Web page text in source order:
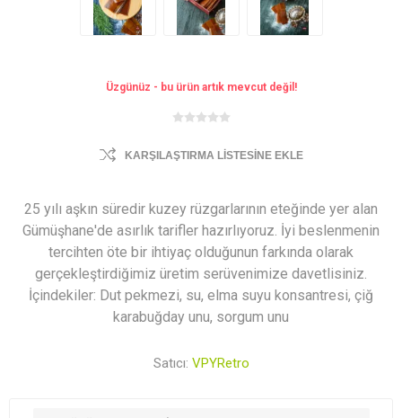
Üzgünüz - bu ürün artık mevcut değil!
KARŞILAŞTIRMA LISTESINE EKLE
25 yılı aşkın süredir kuzey rüzgarlarının eteğinde yer alan
Gümüşhane'de asırlık tarifler hazırlıyoruz. İyi beslenmenin
tercihten öte bir ihtiyaç olduğunun farkında olarak
gerçekleştirdiğimiz üretim serüvenimize davetlisiniz.
İçindekiler: Dut pekmezi, su, elma suyu konsantresi, çiğ
karabuğday unu, sorgum unu
Satıcı: VPYRetro